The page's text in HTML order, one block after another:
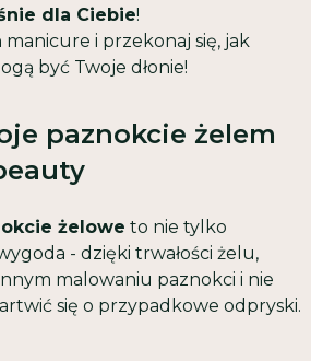
dla Ciebie!
manicure i przekonaj się, jak
być Twoje dłonie!
paznokcie żelem
żelowe to nie tylko
- dzięki trwałości żelu,
malowaniu paznokci i nie
się o przypadkowe odpryski.